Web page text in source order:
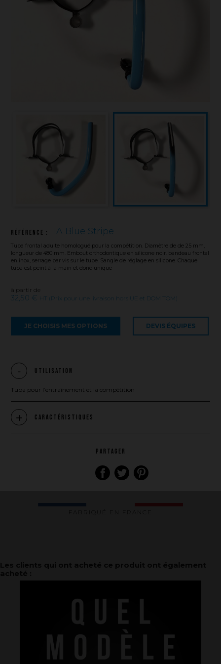
Textile - Casquettes et bonnets
Ce que nous vous apportons
Une histoire d'innovations - Saison 1 : Genesis
Une histoire d'innovations - Saison 2 : PUSH YOUR LIMITS
Une histoire d'innovations - Saison 3 : Une histoire sans fin
Référence : TA Blue Stripe
Tuba frontal adulte homologué pour la compétition. Diamètre de de 25 mm,
longueur de 480 mm. Embout orthodontique en silicone noir. bandeau frontal
en inox, serrage par vis sur le tube. Sangle de réglage en silicone. Chaque
tuba est peint à la main et donc unique
à partir de
32,50 € HT (Prix pour une livraison hors UE et DOM TOM)
JE CHOISIS MES OPTIONS DEVIS ÉQUIPES
Utilisation
Tuba pour l’entraînement et la compétition
Caractéristiques
PARTAGER
FABRIQUÉ EN FRANCE